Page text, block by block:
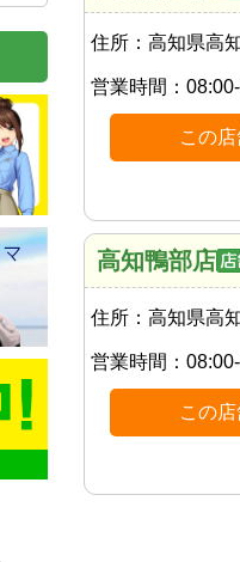
住所： 高知県高
営業時間：
この
高知鴨部店
住所： 高知県高
営業時間：
この